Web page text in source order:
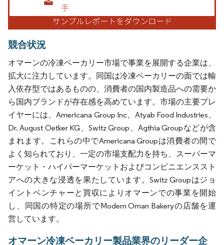
競合状況
オマーンの冷凍ベーカリー市場で事業を展開する企業は、
拡大に注力しています。同国は冷凍ベーカリーの面では輸
入依存型ではあるものの、消費者の国内製造品への需要か
ら国内ブランドが存在感を高めています。市場の主要プレ
イヤーには、Americana Group Inc、Atyab Food Industries、
Dr. August Oetker KG、Switz Group、Agthia Groupなどが含
まれます。これらの中でAmericana Groupは消費者の間で
よく知られており、一定の市場支配力を持ち、スーパーマ
ーケット・ハイパーマーケットおよびコンビニエンススト
アへの大きな浸透を果たしています。Switz Groupはジョ
イントベンチャーと買収によりオマーンでの事業を開始
し、同国の特定の場所でModern Oman Bakeryの店舗を運
営しています。
オマーン冷凍ベーカリー製品業界のリーダー企